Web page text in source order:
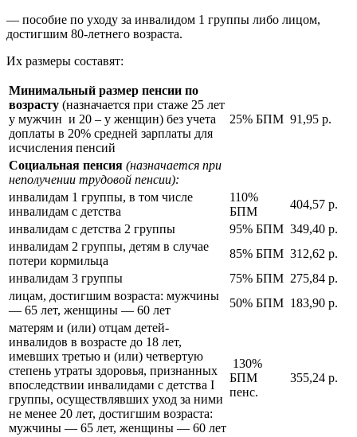
— пособие по уходу за инвалидом 1 группы либо лицом,
достигшим 80-летнего возраста.
Их размеры составят:
Минимальный размер пенсии по
возрасту (назначается при стаже 25 лет
у мужчин и 20 – у женщин) без учета
доплаты в 20% средней зарплаты для
исчисления пенсий
25% БПМ 91,95 р.
Социальная пенсия (назначается при
неполучении трудовой пенсии):
инвалидам 1 группы, в том числе
инвалидам с детства
110%
БПМ
404,57 р.
инвалидам с детства 2 группы
95% БПМ 349,40 р.
инвалидам 2 группы, детям в случае
потери кормильца
85% БПМ 312,62 р.
инвалидам 3 группы
75% БПМ 275,84 р.
лицам, достигшим возраста: мужчины
— 65 лет, женщины — 60 лет
50% БПМ 183,90 р.
матерям и (или) отцам детей-
инвалидов в возрасте до 18 лет,
имевших третью и (или) четвертую
степень утраты здоровья, признанных
впоследствии инвалидами с детства I
группы, осуществлявших уход за ними
не менее 20 лет, достигшим возраста:
мужчины — 65 лет, женщины — 60 лет
130%
БПМ
пенс.
355,24 р.